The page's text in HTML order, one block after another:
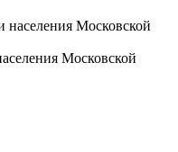
Московской